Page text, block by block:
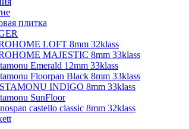
плитка
LOFT 8mm 32klass
MAJESTIC 8mm 33klass
Emerald 12mm 33klass
Floorpan Black 8mm 33klass
INDIGO 8mm 33klass
SunFloor
castello classic 8mm 32klass